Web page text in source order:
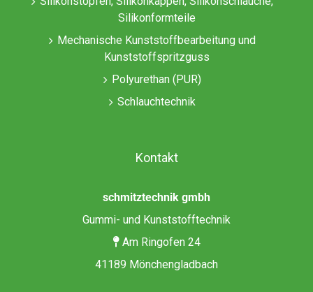
Silikonformteile
Mechanische Kunststoffbearbeitung und
Kunststoffspritzguss
Polyurethan (PUR)
Schlauchtechnik
Kontakt
schmitztechnik gmbh
Gummi- und Kunststofftechnik
Am Ringofen 24
41189 Mönchengladbach